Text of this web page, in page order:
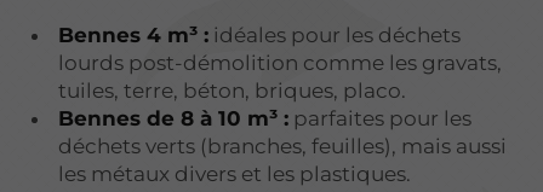
Bennes 4 m³ : idéales pour les déchets
lourds post-démolition comme les gravats,
tuiles, terre, béton, briques, placo.
Bennes de 8 à 10 m³ : parfaites pour les
déchets verts (branches, feuilles), mais aussi
les métaux divers et les plastiques.